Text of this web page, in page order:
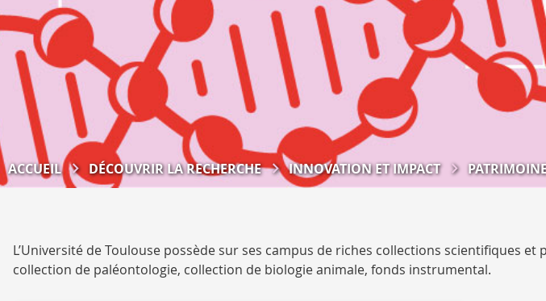
ACCUEIL DÉCOUVRIR LA RECHERCHE INNOVATION ET IMPACT
L’Université de Toulouse possède sur ses campus de riches collections scientifiques
collection de paléontologie, collection de biologie animale, fonds instrumental.